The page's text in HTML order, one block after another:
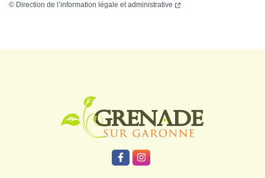
© Direction de l’information légale et administrative
Lien vers le compte Facebook
Lien vers le compte